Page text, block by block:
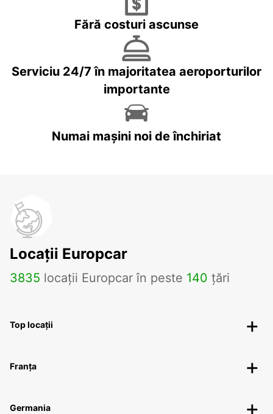
Fără costuri ascunse
Serviciu 24/7 în majoritatea aeroporturilor
importante
Numai mașini noi de închiriat
Locații Europcar
3835 locații Europcar în peste 140 țări
Top locații
Franța
Germania